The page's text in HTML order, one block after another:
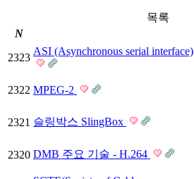
목록
N
2323
ASI (Asynchronous serial interface)
2322 MPEG-2
2321 슬링박스 SlingBox
2320 DMB 주요 기술 - H.264